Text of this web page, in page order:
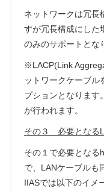
ネットワークは冗長
すが冗長構成にした
のみのサポートとな
※LACP(Link
ットワークケーブル
プションとなります
が行われます。
その３ 必要となる
その１で必要となる
で、LANケーブルも
IIASでは以下のイメ